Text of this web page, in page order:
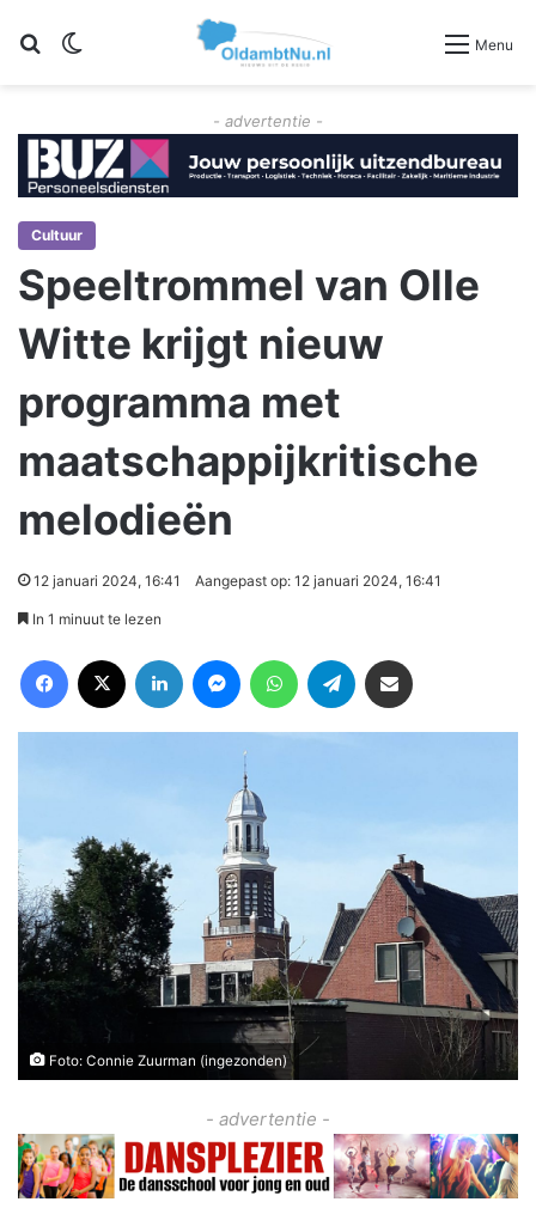
Zoeken Menu
- advertentie -
Cultuur
Speeltrommel van Olle
Witte krijgt nieuw
programma met
maatschappijkritische
melodieën
12 januari 2024, 16:41 Aangepast op: 12 januari 2024, 16:41
In 1 minuut te lezen
Foto: Connie Zuurman (ingezonden)
- advertentie -